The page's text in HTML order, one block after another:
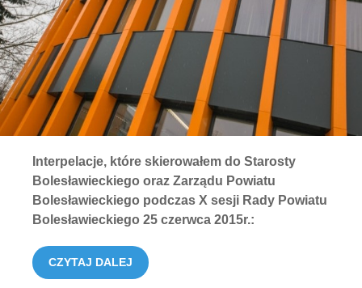
Interpelacje, które skierowałem do Starosty
Bolesławieckiego oraz Zarządu Powiatu
Bolesławieckiego podczas X sesji Rady Powiatu
Bolesławieckiego 25 czerwca 2015r.:
CZYTAJ DALEJ